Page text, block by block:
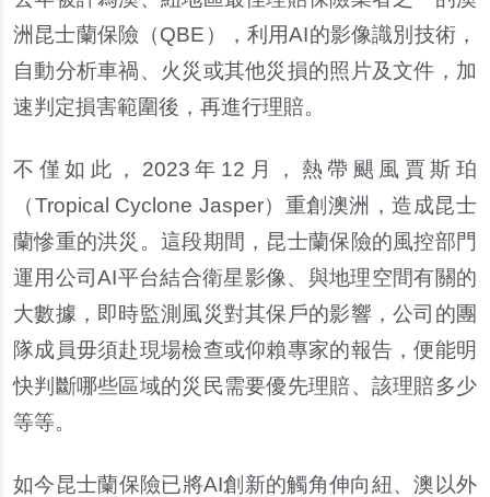
洲昆士蘭保險（QBE），利用AI的影像識別技術，
自動分析車禍、火災或其他災損的照片及文件，加
速判定損害範圍後，再進行理賠。
不僅如此，2023年12月，熱帶颶風賈斯珀
（Tropical Cyclone Jasper）重創澳洲，造成昆士
蘭慘重的洪災。這段期間，昆士蘭保險的風控部門
運用公司AI平台結合衛星影像、與地理空間有關的
大數據，即時監測風災對其保戶的影響，公司的團
隊成員毋須赴現場檢查或仰賴專家的報告，便能明
快判斷哪些區域的災民需要優先理賠、該理賠多少
等等。
如今昆士蘭保險已將AI創新的觸角伸向紐、澳以外